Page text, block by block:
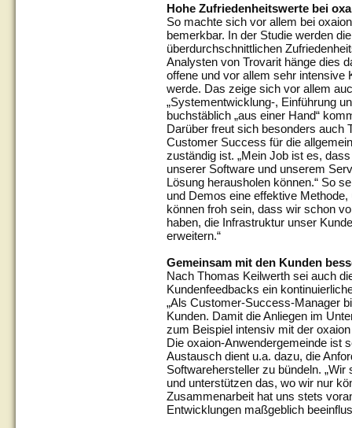
Hohe Zufriedenheitswerte bei
So machte sich vor allem bei
bemerkbar. In der Studie werden
überdurchschnittlichen
Analysten von Trovarit hänge dies
offene und vor allem sehr intensive
werde. Das zeige sich vor allem
„Systementwicklung-, Einführung
buchstäblich „aus einer Hand“
Darüber freut sich besonders auch
Customer Success für die
zuständig ist. „Mein Job ist es,
unserer Software und unserem
Lösung herausholen können.“ So
und Demos eine effektive
können froh sein, dass wir schon
haben, die Infrastruktur unser
erweitern.“
Gemeinsam mit den Kunden
Nach Thomas Keilwerth sei auch
Kundenfeedbacks ein
„Als Customer-Success-Manager
Kunden. Damit die Anliegen im
zum Beispiel intensiv mit der
Die oxaion-Anwendergemeinde ist
Austausch dient u.a. dazu, die
Softwarehersteller zu bündeln.
und unterstützen das, wo wir nur
Zusammenarbeit hat uns stets
Entwicklungen maßgeblich